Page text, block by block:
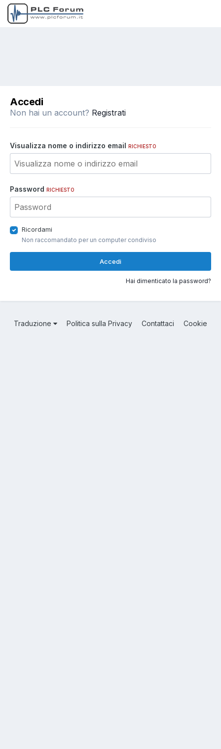
Accedi
Non hai un account? Registrati
Visualizza nome o indirizzo email RICHIESTO
Password RICHIESTO
Ricordami
Non raccomandato per un computer condiviso
Accedi
Hai dimenticato la password?
Traduzione Politica sulla Privacy Contattaci Cookie